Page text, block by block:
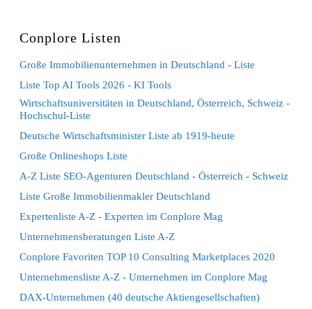
Conplore Listen
Große Immobilienunternehmen in Deutschland - Liste
Liste Top AI Tools 2026 - KI Tools
Wirtschaftsuniversitäten in Deutschland, Österreich, Schweiz -
Hochschul-Liste
Deutsche Wirtschaftsminister Liste ab 1919-heute
Große Onlineshops Liste
A-Z Liste SEO-Agenturen Deutschland - Österreich - Schweiz
Liste Große Immobilienmakler Deutschland
Expertenliste A-Z - Experten im Conplore Mag
Unternehmensberatungen Liste A-Z
Conplore Favoriten TOP 10 Consulting Marketplaces 2020
Unternehmensliste A-Z - Unternehmen im Conplore Mag
DAX-Unternehmen (40 deutsche Aktiengesellschaften)